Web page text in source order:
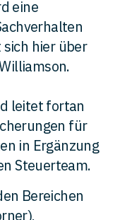
eine
hier über
leitet fortan
für
in Ergänzung
Steuerteam.
Bereichen